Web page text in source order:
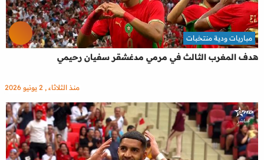
هدف المغرب الثالث في مرمي مدغشقر سفيان رحيمي
مباريات ودية منتخبات
منذ الثلاثاء , 2 يونيو 2026